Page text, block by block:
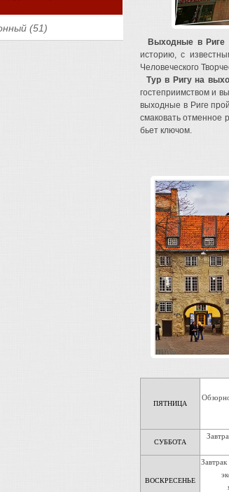
(51)
Выходные в Риге
историю, с
Человеческого
Тур в Ригу на
гостеприимством и
выходные в Риге
смаковать отменное
бьет ключом.
ПЯТНИЦА
СУББОТА
ВОСКРЕСЕНЬЕ